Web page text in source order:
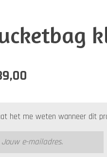
het me weten wanneer dit